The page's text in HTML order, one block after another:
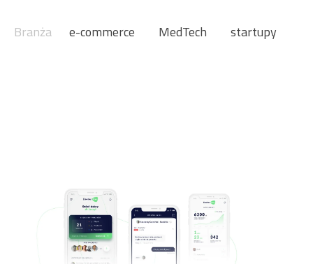
Branża e-commerce MedTech startupy